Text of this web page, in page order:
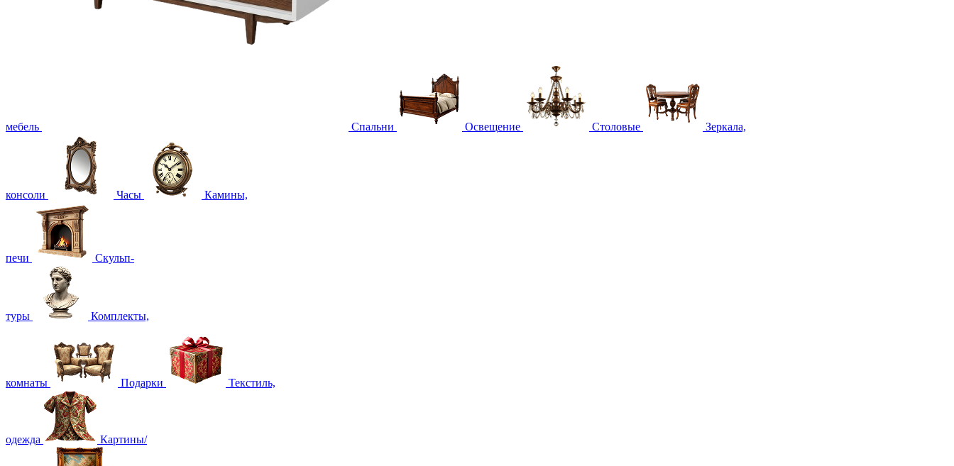
мебель Спальни Освещение Столовые Зеркала,
консоли Часы Камины,
печи Скульп-
туры Комплекты,
комнаты Подарки Текстиль,
одежда Картины/